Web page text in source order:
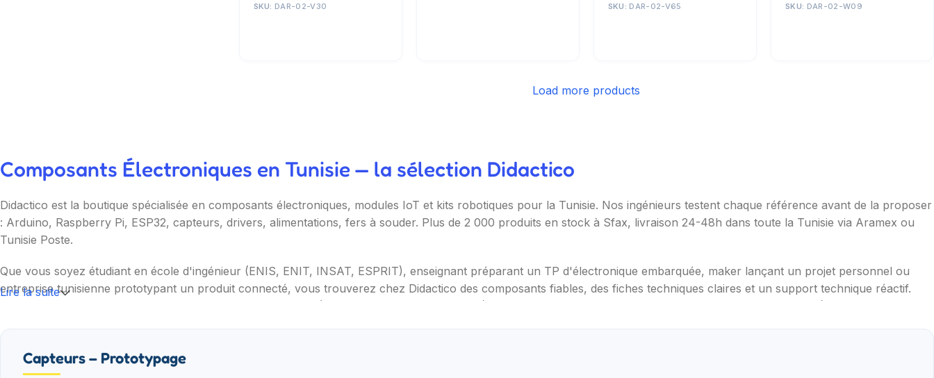
SKU: DAR-02-V30 SKU: DAR-02-V65 SKU: DAR-02-W09
Load more products
Composants Électroniques en Tunisie — la sélection Didactico
Didactico est la boutique spécialisée en composants électroniques, modules IoT et kits robotiques pour la Tunisie. Nos ingénieurs testent chaque référence avant de la proposer
: Arduino, Raspberry Pi, ESP32, capteurs, drivers, alimentations, fers à souder. Plus de 2 000 produits en stock à Sfax, livraison 24-48h dans toute la Tunisie via Aramex ou
Tunisie Poste.
Que vous soyez étudiant en école d'ingénieur (ENIS, ENIT, INSAT, ESPRIT), enseignant préparant un TP d'électronique embarquée, maker lançant un projet personnel ou
entreprise tunisienne prototypant un produit connecté, vous trouverez chez Didactico des composants fiables, des fiches techniques claires et un support technique réactif.
Nos catégories couvrent l'essentiel : cartes programmables (Arduino, Raspberry Pi, ESP32), capteurs et modules (température, distance, WiFi, LoRa, GSM), robotique
Lire la suite
Capteurs – Prototypage